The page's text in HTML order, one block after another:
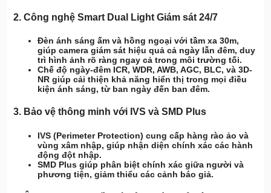
2.Công nghệ Smart Dual Light Giám sát 24/7
Đèn ánh sáng ấm và hồng ngoại với tầm xa30m,
giúp camera giám sát hiệu quả cả ngày lẫn đêm, duy
trì hình ảnh rõ ràng ngay cả trong môi trường tối.
Chế độ ngày-đêm ICR,WDR,AWB,AGC, BLC, và3D-
NR giúp cải thiện khả năng hiển thị trong mọi điều
kiện ánh sáng, từ ban ngày đến ban đêm.
3. Bảo vệ thông minh với IVS và SMD Plus
IVS (Perimeter Protection) cung cấp hàng rào ảo và
vùng xâm nhập, giúp nhận diện chính xác các hành
động đột nhập.
SMD Plus giúp phân biệt chính xác giữa người và
phương tiện, giảm thiểu các cảnh báo giả.